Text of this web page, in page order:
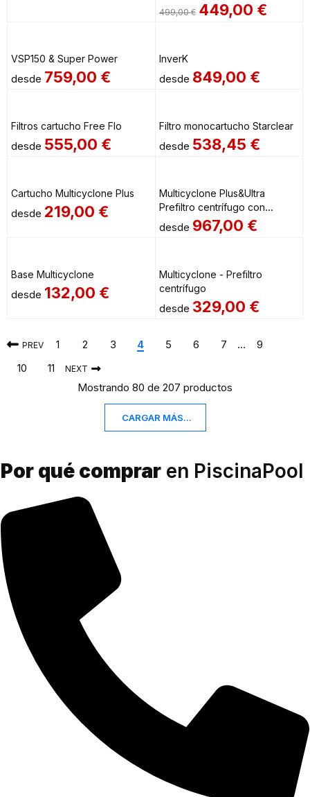
499,00€ 449,00 €
VSP150 & Super Power
desde 759,00 €
InverK
desde 849,00 €
Filtros cartucho Free Flo
desde 555,00 €
Filtro monocartucho Starclear
desde 538,45 €
Cartucho Multicyclone Plus
desde 219,00 €
Multicyclone Plus&Ultra
Prefiltro centrífugo con
cartucho
desde 967,00 €
Base Multicyclone
desde 132,00 €
Multicyclone - Prefiltro
centrífugo
desde 329,00 €
PREV 1 2 3 4 5 6 7 …
9
10
11 NEXT
Mostrando 80 de 207 productos
CARGAR MÁS...
Por qué comprar en PiscinaPool